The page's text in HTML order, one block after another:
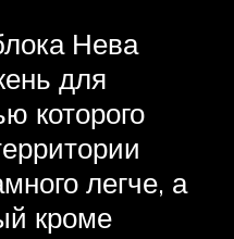
Нева
для
которого
легче, а
кроме